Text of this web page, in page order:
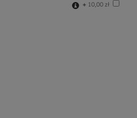
+ 10,00 zł